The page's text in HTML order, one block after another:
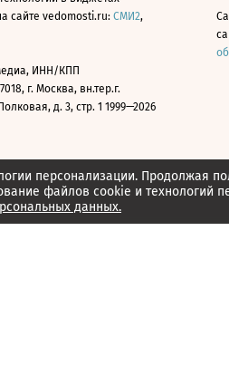
персонализации. Продолжая
файлов cookie и технологий
данных.
сайте vedomosti.ru: СМИ2,
ИНН/КПП
г. Москва, вн.тер.г.
д. 3, стр. 1 1999—2026